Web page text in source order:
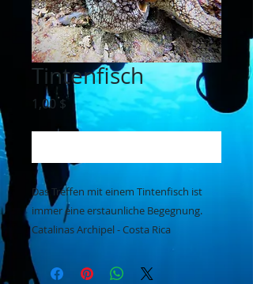
Tintenfisch
1,00 $Preis
Das Treffen mit einem Tintenfisch ist
immer eine erstaunliche Begegnung.
Catalinas Archipel - Costa Rica